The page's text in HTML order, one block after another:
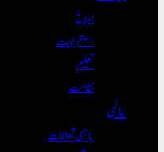
ابلاغ
استغرابیت
تعلیم
نظامت
عالمی
باہمی تعلقات